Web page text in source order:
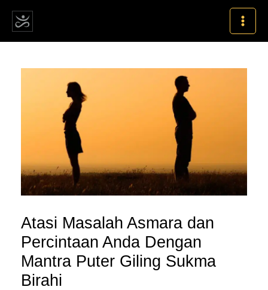
Atasi Masalah Asmara dan
Percintaan Anda Dengan
Mantra Puter Giling Sukma
Birahi